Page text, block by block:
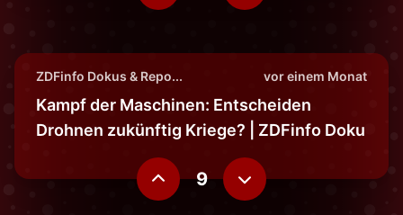
ZDFinfo Dokus & Repo... vor einem Monat
Kampf der Maschinen: Entscheiden
Drohnen zukünftig Kriege? | ZDFinfo Doku
9